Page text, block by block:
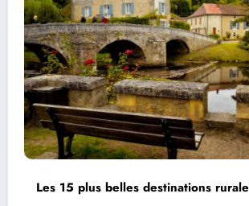
Les 15 plus belles destinations